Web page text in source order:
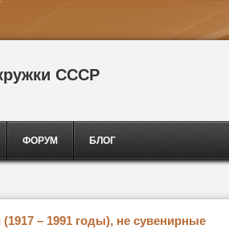
СССР
ФОРУМ БЛОГ
– 1991 годы), не сувенирные